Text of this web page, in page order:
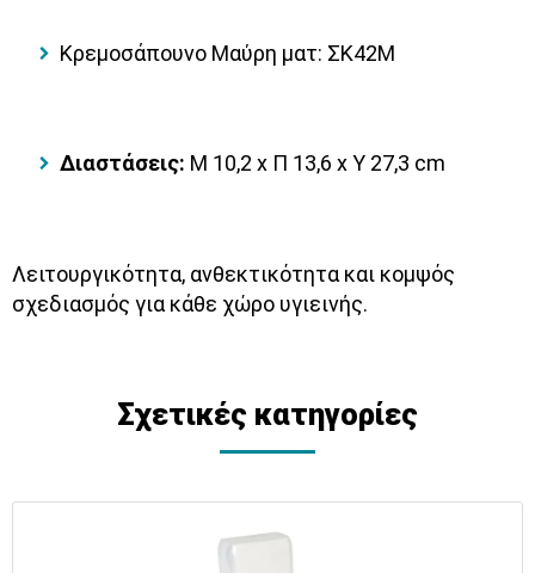
Κρεμοσάπουνο Μαύρη ματ: ΣΚ42Μ
Διαστάσεις: Μ 10,2 x Π 13,6 x Υ 27,3 cm
Λειτουργικότητα, ανθεκτικότητα και κομψός
σχεδιασμός για κάθε χώρο υγιεινής.
Σχετικές κατηγορίες